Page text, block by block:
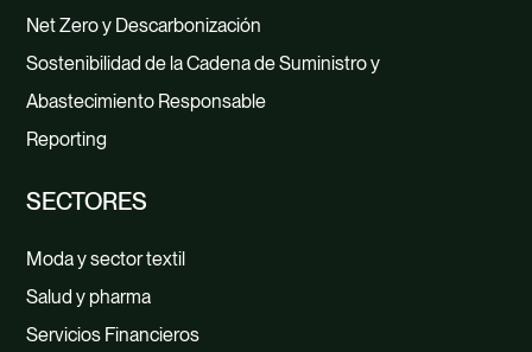
Net Zero y Descarbonización
Sostenibilidad de la Cadena de Suministro y
Abastecimiento Responsable
Reporting
SECTORES
Moda y sector textil
Salud y pharma
Servicios Financieros